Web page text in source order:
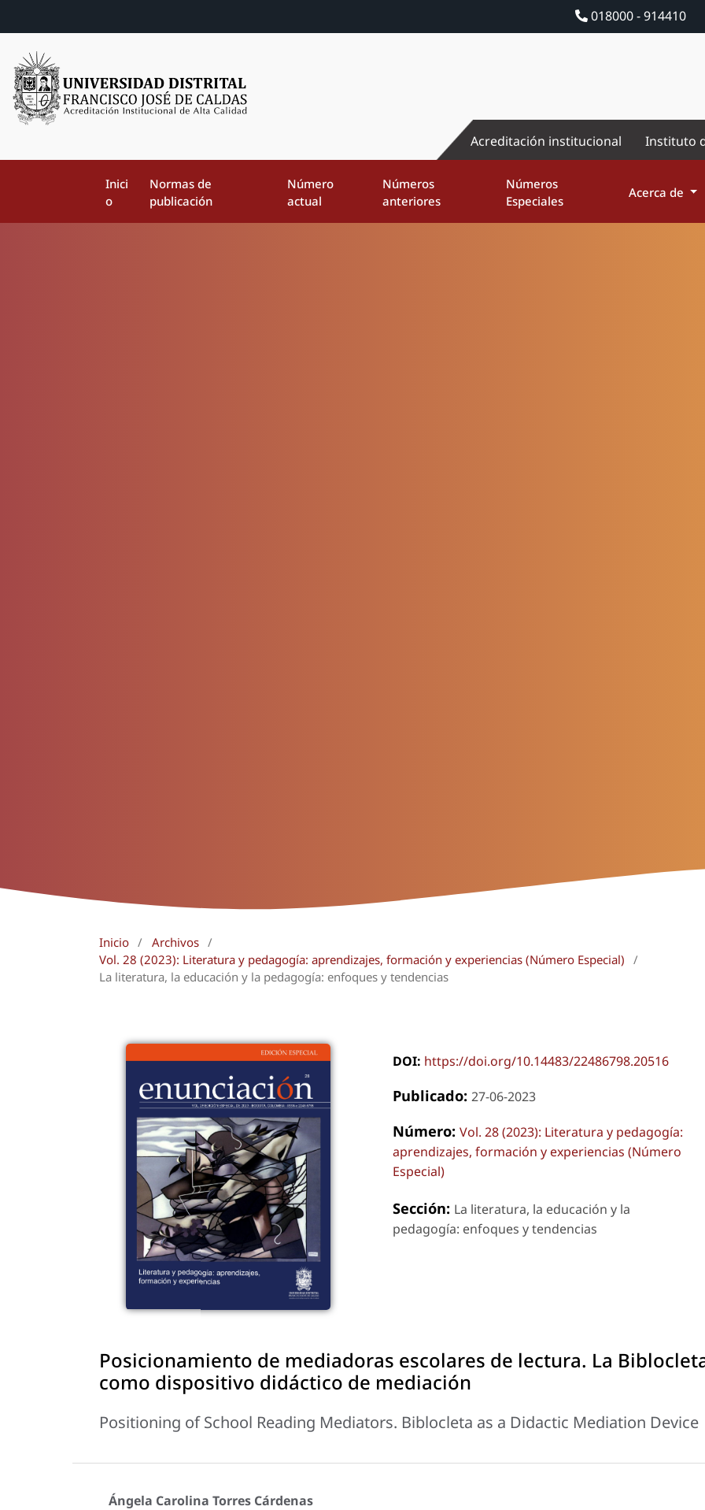
018000 - 914410
Acreditación institucional Instituto
Inici
o
Normas de
publicación
Número
actual
Números
anteriores
Números
Especiales
Acerca de
Inicio / Archivos /
Vol. 28 (2023): Literatura y pedagogía: aprendizajes, formación y experiencias (Número Especial)
/
La literatura, la educación y la pedagogía: enfoques y tendencias
DOI: https://doi.org/10.14483/22486798.20516
Publicado: 27-06-2023
Número: Vol. 28 (2023): Literatura y pedagogía:
aprendizajes, formación y experiencias (Número
Especial)
Sección: La literatura, la educación y la
pedagogía: enfoques y tendencias
Posicionamiento de mediadoras escolares de lectura. La
como dispositivo didáctico de mediación
Positioning of School Reading Mediators. Biblocleta as a Didactic Mediation Device
Ángela Carolina Torres Cárdenas